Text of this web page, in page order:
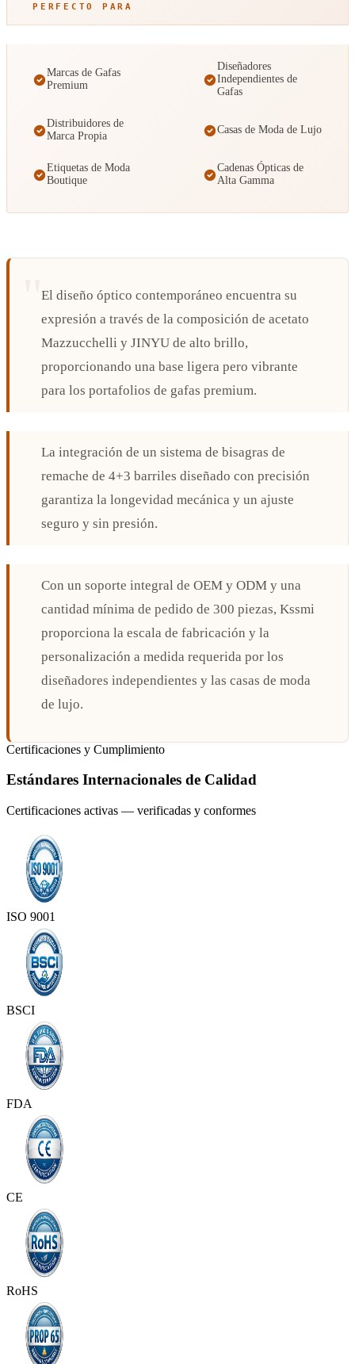
PERFECTO PARA
Marcas de Gafas
Premium
Diseñadores
Independientes de
Gafas
Distribuidores de
Marca Propia
Casas de Moda de Lujo
Etiquetas de Moda
Boutique
Cadenas Ópticas de
Alta Gamma
El diseño óptico contemporáneo encuentra su
expresión a través de la composición de acetato
Mazzucchelli y JINYU de alto brillo,
proporcionando una base ligera pero vibrante
para los portafolios de gafas premium.
La integración de un sistema de bisagras de
remache de 4+3 barriles diseñado con precisión
garantiza la longevidad mecánica y un ajuste
seguro y sin presión.
Con un soporte integral de OEM y ODM y una
cantidad mínima de pedido de 300 piezas, Kssmi
proporciona la escala de fabricación y la
personalización a medida requerida por los
diseñadores independientes y las casas de moda
de lujo.
Certificaciones y Cumplimiento
Estándares Internacionales de Calidad
Certificaciones activas — verificadas y conformes
ISO 9001
BSCI
FDA
CE
RoHS